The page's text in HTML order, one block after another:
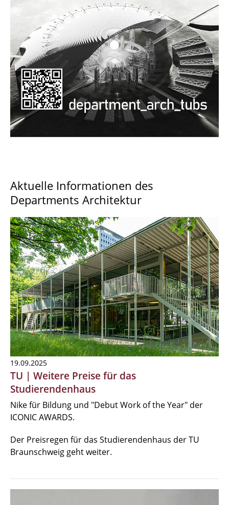
Documents and Downloads
Aktuelle Informationen des
Departments Architektur
19.09.2025
TU | Weitere Preise für das
Studierendenhaus
Nike für Bildung und "Debut Work of the Year" der
ICONIC AWARDS.
Der Preisregen für das Studierendenhaus der TU
Braunschweig geht weiter.